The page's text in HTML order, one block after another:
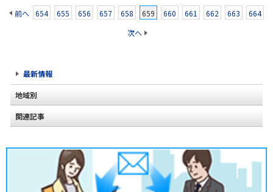
前へ 654 655 656 657 658 659 660 661 662 663
664
次へ
最新情報
地域別
北海道
甲信越
関連記事
2020年1月(2)
2019年12月(2)